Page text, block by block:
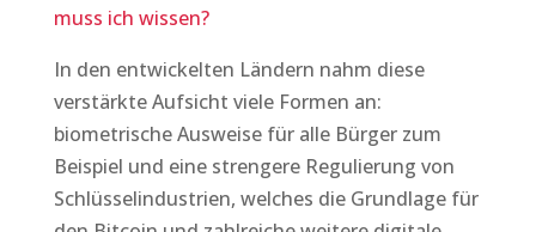
muss ich wissen?
In den entwickelten Ländern nahm diese
verstärkte Aufsicht viele Formen an:
biometrische Ausweise für alle Bürger zum
Beispiel und eine strengere Regulierung von
Schlüsselindustrien, welches die Grundlage für